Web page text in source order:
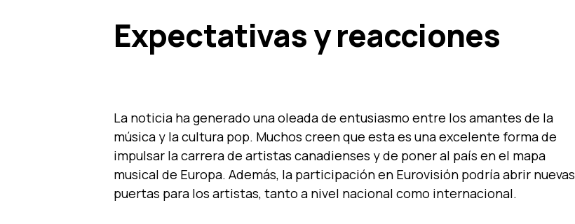
Expectativas y reacciones
La noticia ha generado una oleada de entusiasmo entre los amantes de la
música y la cultura pop. Muchos creen que esta es una excelente forma de
impulsar la carrera de artistas canadienses y de poner al país en el mapa
musical de Europa. Además, la participación en Eurovisión podría abrir nuevas
puertas para los artistas, tanto a nivel nacional como internacional.